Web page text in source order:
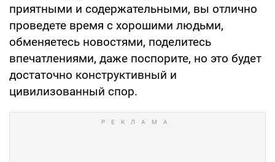
приятными и содержательными, вы отлично
проведете время с хорошими людьми,
обменяетесь новостями, поделитесь
впечатлениями, даже поспорите, но это будет
достаточно конструктивный и
цивилизованный спор.